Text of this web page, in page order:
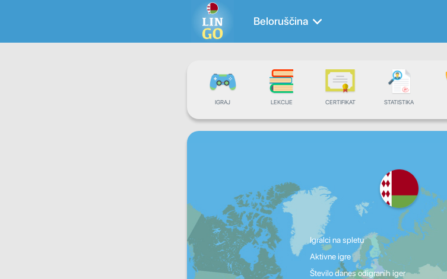
Beloruščina
IGRAJ LEKCIJE CERTIFIKAT STATISTIKA
Igralci na spletu
Aktivne igre
Število danes odigranih iger